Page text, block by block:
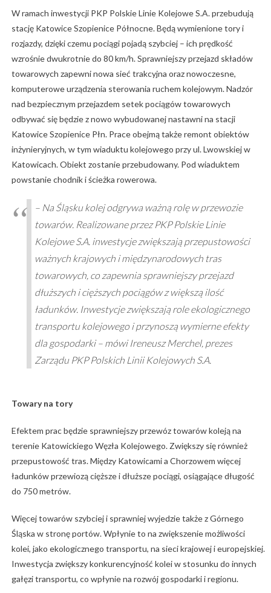
W ramach inwestycji PKP Polskie Linie Kolejowe S.A. przebudują
stację Katowice Szopienice Północne. Będą wymienione tory i
rozjazdy, dzięki czemu pociągi pojadą szybciej – ich prędkość
wzrośnie dwukrotnie do 80 km/h. Sprawniejszy przejazd składów
towarowych zapewni nowa sieć trakcyjna oraz nowoczesne,
komputerowe urządzenia sterowania ruchem kolejowym. Nadzór
nad bezpiecznym przejazdem setek pociągów towarowych
odbywać się będzie z nowo wybudowanej nastawni na stacji
Katowice Szopienice Płn. Prace obejmą także remont obiektów
inżynieryjnych, w tym wiaduktu kolejowego przy ul. Lwowskiej w
Katowicach. Obiekt zostanie przebudowany. Pod wiaduktem
powstanie chodnik i ścieżka rowerowa.
– Na Śląsku kolej odgrywa ważną rolę w przewozie
towarów. Realizowane przez PKP Polskie Linie
Kolejowe S.A. inwestycje zwiększają przepustowości
ważnych krajowych i międzynarodowych tras
towarowych, co zapewnia sprawniejszy przejazd
dłuższych i cięższych pociągów z większą ilość
ładunków. Inwestycje zwiększają role ekologicznego
transportu kolejowego i przynoszą wymierne efekty
dla gospodarki – mówi Ireneusz Merchel, prezes
Zarządu PKP Polskich Linii Kolejowych S.A.
Towary na tory
Efektem prac będzie sprawniejszy przewóz towarów koleją na
terenie Katowickiego Węzła Kolejowego. Zwiększy się również
przepustowość tras. Między Katowicami a Chorzowem więcej
ładunków przewiozą cięższe i dłuższe pociągi, osiągające długość
do 750 metrów.
Więcej towarów szybciej i sprawniej wyjedzie także z Górnego
Śląska w stronę portów. Wpłynie to na zwiększenie możliwości
kolei, jako ekologicznego transportu, na sieci krajowej i europejskiej.
Inwestycja zwiększy konkurencyjność kolei w stosunku do innych
gałęzi transportu, co wpłynie na rozwój gospodarki i regionu.